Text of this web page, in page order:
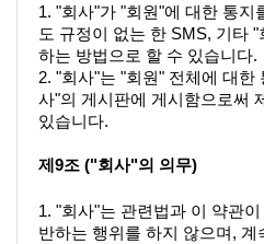
1. "회사"가 "회원"에 대한 통지
도 규정이 없는 한 SMS, 기타
하는 방법으로 할 수 있습니다.
2. "회사"는 "회원" 전체에 대한
사"의 게시판에 게시함으로써
있습니다.
제9조 ("회사"의 의무)
1. "회사"는 관련법과 이 약관
반하는 행위를 하지 않으며, 계